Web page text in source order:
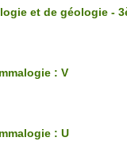
: V
: U